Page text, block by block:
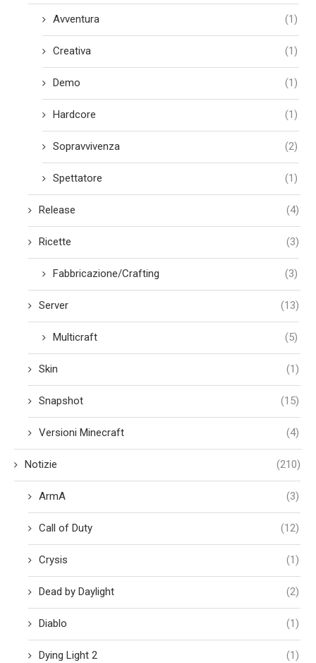
Avventura (1)
Creativa (1)
Demo (1)
Hardcore (1)
Sopravvivenza (2)
Spettatore (1)
Release (4)
Ricette (3)
Fabbricazione/Crafting (3)
Server (13)
Multicraft (5)
Skin (1)
Snapshot (15)
Versioni Minecraft (4)
Notizie (210)
ArmA (3)
Call of Duty (12)
Crysis (1)
Dead by Daylight (2)
Diablo (1)
Dying Light 2 (1)